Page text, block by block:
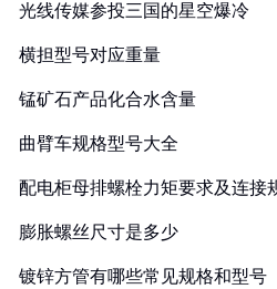
光线传媒参投三国的星空爆冷
横担型号对应重量
锰矿石产品化合水含量
曲臂车规格型号大全
配电柜母排螺栓力矩要求及连接
膨胀螺丝尺寸是多少
镀锌方管有哪些常见规格和型号